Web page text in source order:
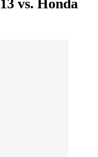
vs. Honda